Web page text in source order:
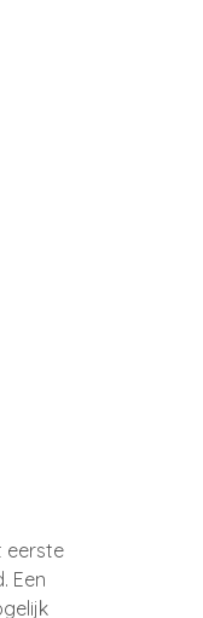
eerste
. Een